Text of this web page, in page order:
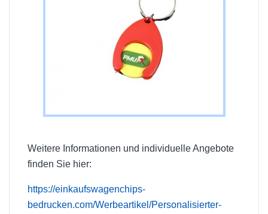
Weitere Informationen und individuelle Angebote
finden Sie hier:
https://einkaufswagenchips-
bedrucken.com/Werbeartikel/Personalisierter-